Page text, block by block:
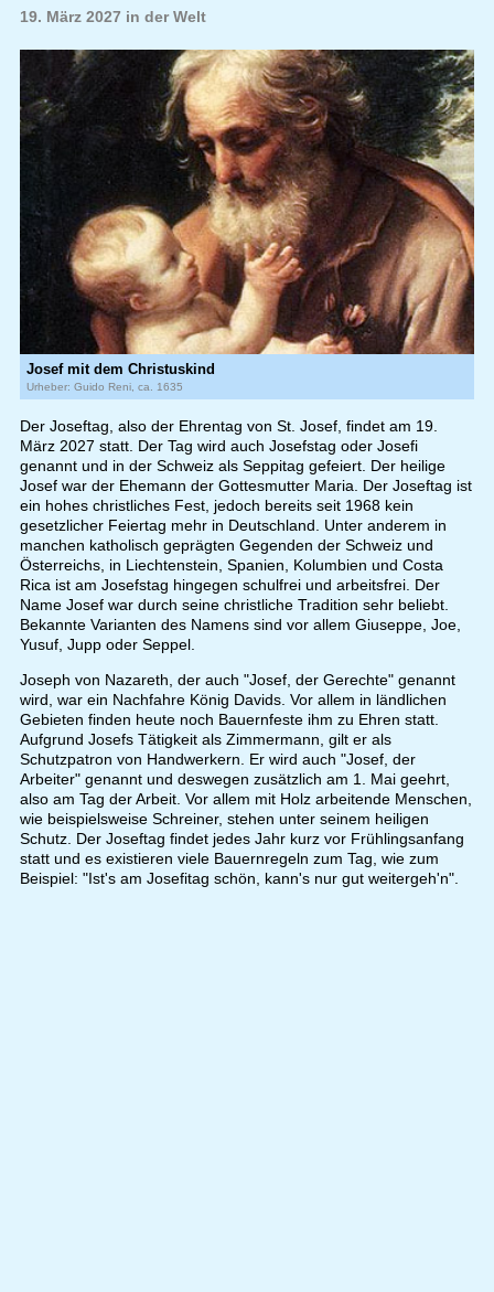
19. März 2027 in der Welt
Josef mit dem Christuskind
Urheber: Guido Reni, ca. 1635
Der Joseftag, also der Ehrentag von St. Josef, findet am 19.
März 2027 statt. Der Tag wird auch Josefstag oder Josefi
genannt und in der Schweiz als Seppitag gefeiert. Der heilige
Josef war der Ehemann der Gottesmutter Maria. Der Joseftag ist
ein hohes christliches Fest, jedoch bereits seit 1968 kein
gesetzlicher Feiertag mehr in Deutschland. Unter anderem in
manchen katholisch geprägten Gegenden der Schweiz und
Österreichs, in Liechtenstein, Spanien, Kolumbien und Costa
Rica ist am Josefstag hingegen schulfrei und arbeitsfrei. Der
Name Josef war durch seine christliche Tradition sehr beliebt.
Bekannte Varianten des Namens sind vor allem Giuseppe, Joe,
Yusuf, Jupp oder Seppel.
Joseph von Nazareth, der auch "Josef, der Gerechte" genannt
wird, war ein Nachfahre König Davids. Vor allem in ländlichen
Gebieten finden heute noch Bauernfeste ihm zu Ehren statt.
Aufgrund Josefs Tätigkeit als Zimmermann, gilt er als
Schutzpatron von Handwerkern. Er wird auch "Josef, der
Arbeiter" genannt und deswegen zusätzlich am 1. Mai geehrt,
also am Tag der Arbeit. Vor allem mit Holz arbeitende Menschen,
wie beispielsweise Schreiner, stehen unter seinem heiligen
Schutz. Der Joseftag findet jedes Jahr kurz vor Frühlingsanfang
statt und es existieren viele Bauernregeln zum Tag, wie zum
Beispiel: "Ist's am Josefitag schön, kann's nur gut weitergeh'n".